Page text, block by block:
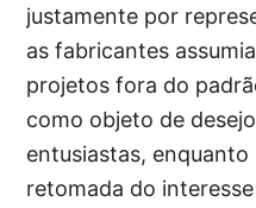
justamente por
as fabricantes
projetos fora do
como objeto de
entusiastas,
retomada do